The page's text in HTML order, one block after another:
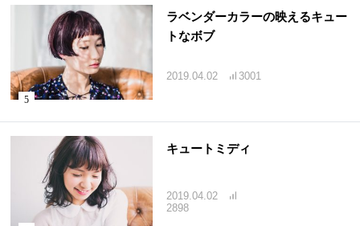
ラベンダーカラーの映えるキュー
トなボブ
2019.04.02 3001
キュートミディ
2019.04.02
2898